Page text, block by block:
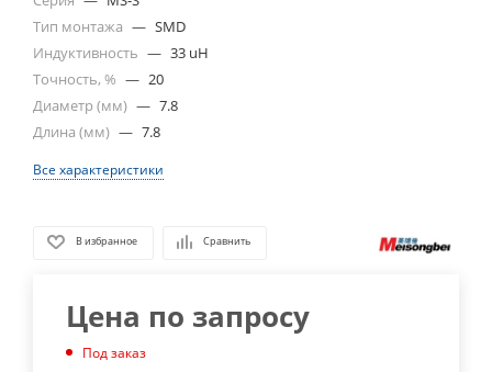
Тип монтажа — SMD
Индуктивность — 33 uH
Точность, % — 20
Диаметр (мм) — 7.8
Длина (мм) — 7.8
Все характеристики
В избранное Сравнить
Цена по запросу
Под заказ